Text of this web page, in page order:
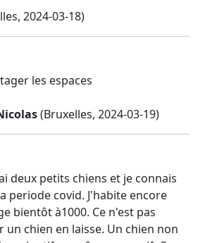
2024-03-18)
les espaces
(Bruxelles, 2024-03-19)
deux petits chiens et je connais
periode covid. J'habite encore
bientôt à1000. Ce n'est pas
un chien en laisse. Un chien non